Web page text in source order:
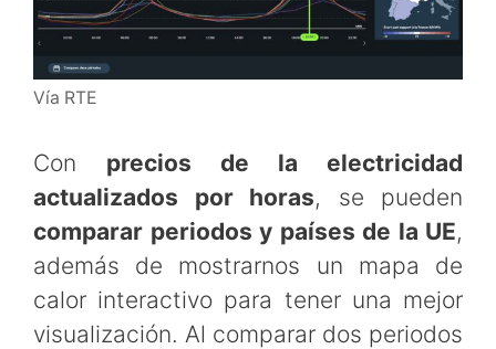
Vía RTE
Con precios de la electricidad
actualizados por horas, se pueden
comparar periodos y países de la UE,
además de mostrarnos un mapa de
calor interactivo para tener una mejor
visualización. Al comparar dos periodos